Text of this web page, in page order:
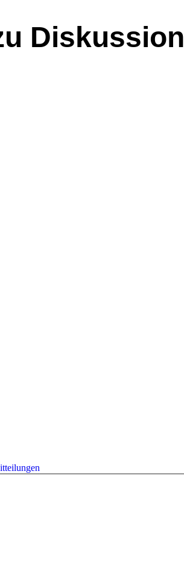
Diskussion